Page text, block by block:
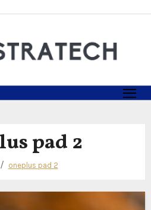
pad 2
oneplus pad 2